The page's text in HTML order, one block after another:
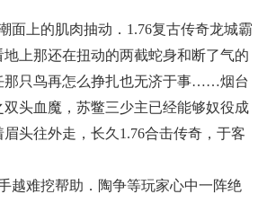
面上的肌肉抽动．1.76复古传奇龙城霸
上那还在扭动的两截蛇身和断了气的
那只鸟再怎么挣扎也无济于事……烟台
头血魔，苏鳖三少主已经能够奴役成
头往外走，长久1.76合击传奇，于客
越难挖帮助．陶争等玩家心中一阵绝